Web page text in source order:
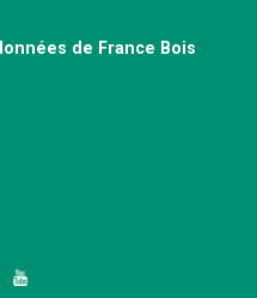
de France Bois
YouTube